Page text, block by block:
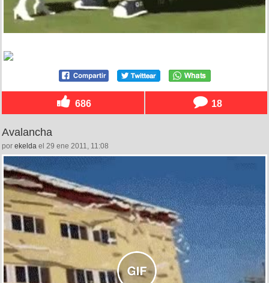
686 18
Avalancha
por ekelda el 29 ene 2011, 11:08